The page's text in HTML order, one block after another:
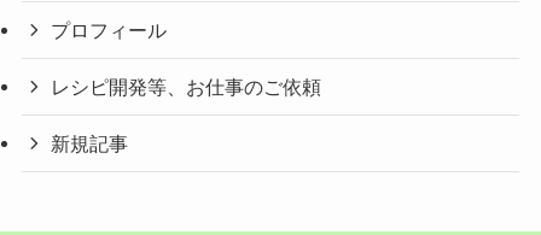
プロフィール
レシピ開発等、お仕事のご依頼
新規記事